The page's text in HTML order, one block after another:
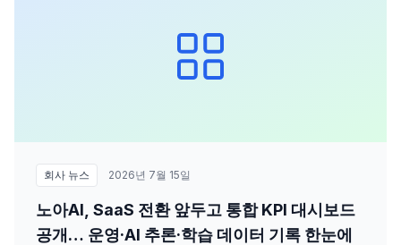
회사 뉴스 2026년 7월 15일
노아AI, SaaS 전환 앞두고 통합 KPI 대시보드
공개… 운영·AI 추론·학습 데이터 기록 한눈에